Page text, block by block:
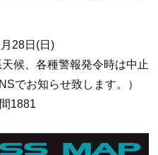
28日(日)
候、各種警報発令時は中止
でお知らせ致します。）
1881